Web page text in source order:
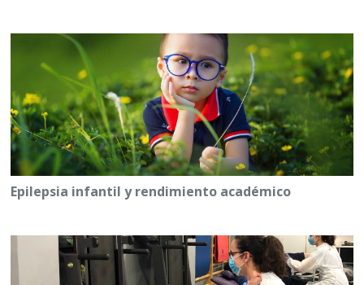
Epilepsia infantil y rendimiento académico